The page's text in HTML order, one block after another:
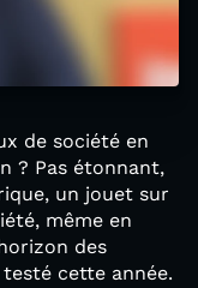
de société en
? Pas étonnant,
un jouet sur
même en
des
cette année.